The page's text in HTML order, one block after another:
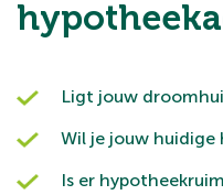
Ligt jouw
Wil je jouw huidige
Is er